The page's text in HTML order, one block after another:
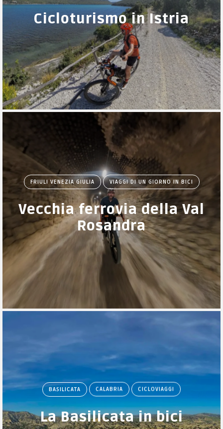
Cicloturismo in Istria
FRIULI VENEZIA GIULIA VIAGGI DI UN GIORNO IN BICI
Vecchia ferrovia della Val
Rosandra
BASILICATA CALABRIA CICLOVIAGGI
La Basilicata in bici